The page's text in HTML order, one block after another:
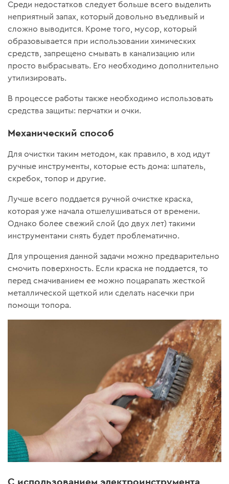
Среди недостатков следует больше всего выделить
неприятный запах, который довольно въедливый и
сложно выводится. Кроме того, мусор, который
образовывается при использовании химических
средств, запрещено смывать в канализацию или
просто выбрасывать. Его необходимо дополнительно
утилизировать.
В процессе работы также необходимо использовать
средства защиты: перчатки и очки.
Механический способ
Для очистки таким методом, как правило, в ход идут
ручные инструменты, которые есть дома: шпатель,
скребок, топор и другие.
Лучше всего поддается ручной очистке краска,
которая уже начала отшелушиваться от времени.
Однако более свежий слой (до двух лет) такими
инструментами снять будет проблематично.
Для упрощения данной задачи можно предварительно
смочить поверхность. Если краска не поддается, то
перед смачиванием ее можно поцарапать жесткой
металлической щеткой или сделать насечки при
помощи топора.
С использованием электроинструмента